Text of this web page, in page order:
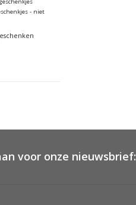
- niet
voor onze nieuwsbrief: